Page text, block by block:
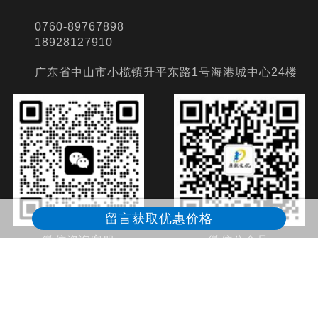
留言获取优惠价格
0760-89767898
18928127910
广东省中山市小榄镇升平东路1号海港城中心24楼
微信咨询客服 微信公众号